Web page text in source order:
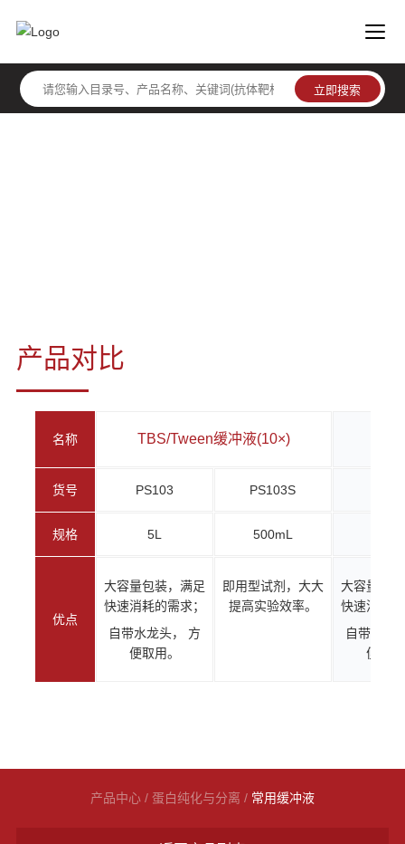
产品对比
名称 TBS/Tween缓冲液(10×)
货号 PS103 PS103S
规格 5L 500mL
优点
大容量包装，满足
快速消耗的需求；
自带水龙头， 方
便取用。
即用型试剂，大大
提高实验效率。
大容量包
快速消耗
自带水龙
便取
产品中心 / 蛋白纯化与分离 / 常用缓冲液